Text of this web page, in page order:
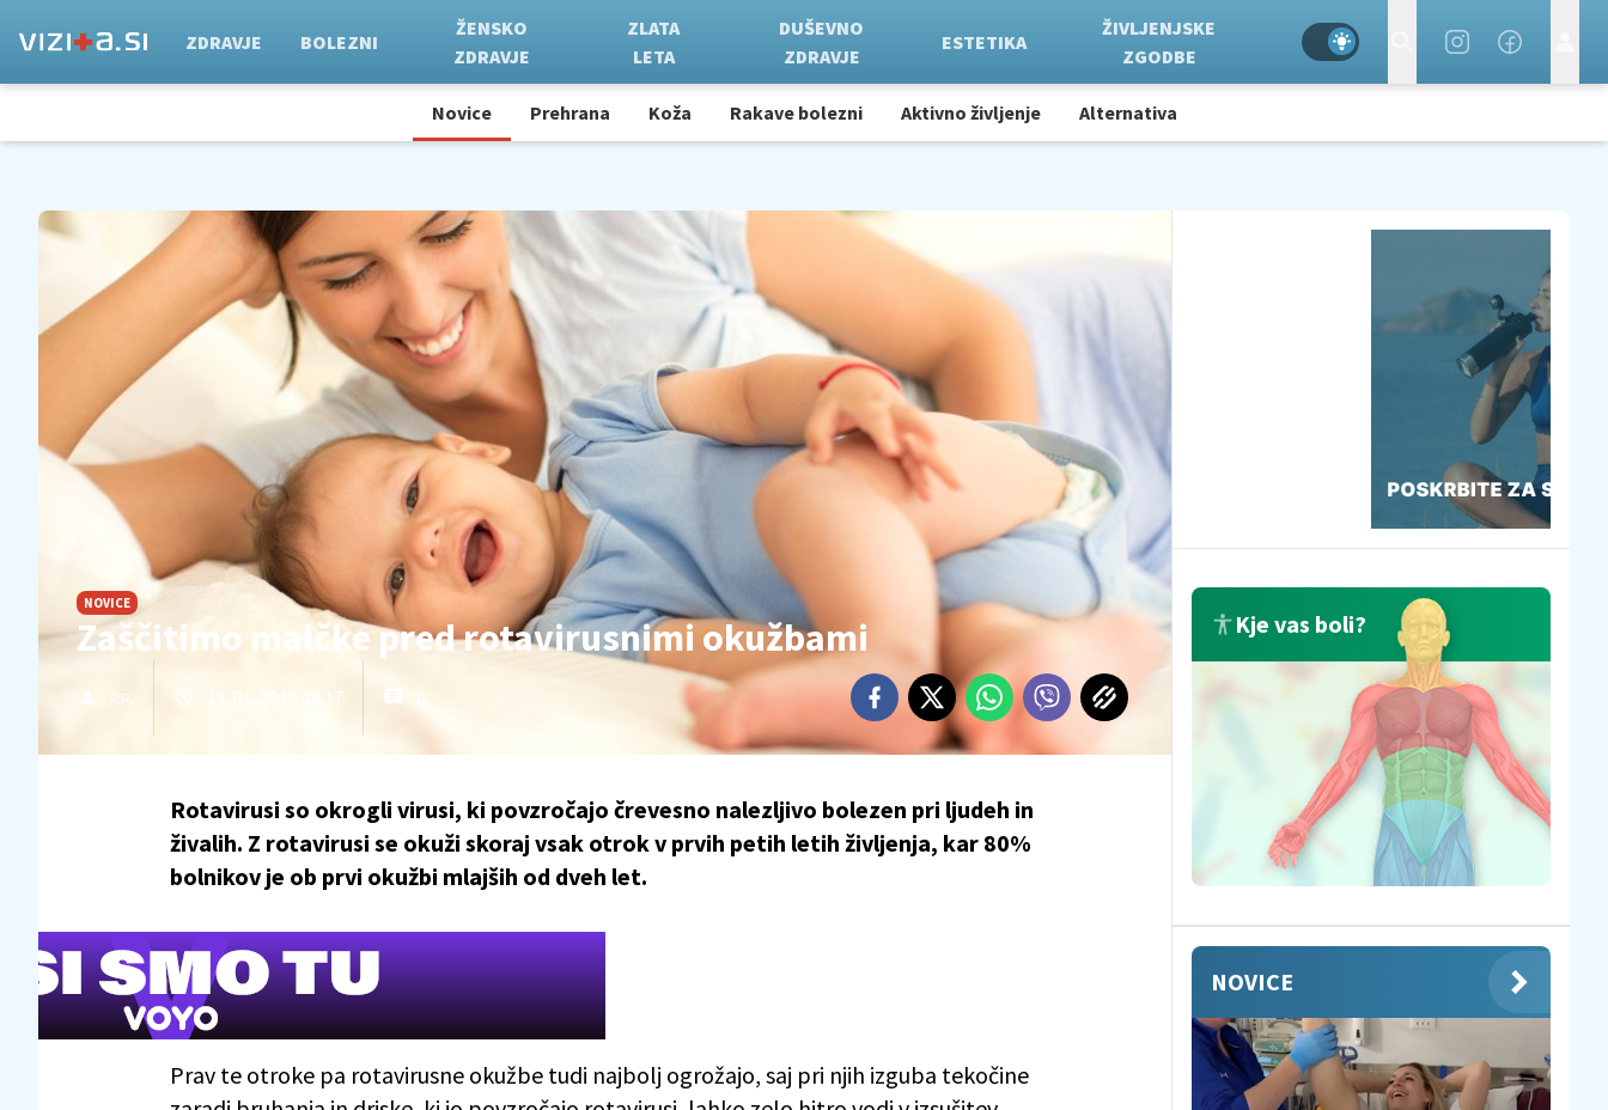
ZDRAVJE BOLEZNI
ŽENSKO
ZDRAVJE
ZLATA
LETA
DUŠEVNO
ZDRAVJE
ESTETIKA
ŽIVLJENJSKE
ZGODBE
Novice Prehrana Koža Rakave bolezni Aktivno življenje Alternativa
NOVICE
Zaščitimo malčke pred rotavirusnimi okužbami
P.R. 19. 01. 2016 08.17 0
Rotavirusi so okrogli virusi, ki povzročajo črevesno nalezljivo bolezen pri ljudeh in
živalih. Z rotavirusi se okuži skoraj vsak otrok v prvih petih letih življenja, kar 80%
bolnikov je ob prvi okužbi mlajših od dveh let.
Prav te otroke pa rotavirusne okužbe tudi najbolj ogrožajo, saj pri njih izguba tekočine
Kje vas boli?
NOVICE